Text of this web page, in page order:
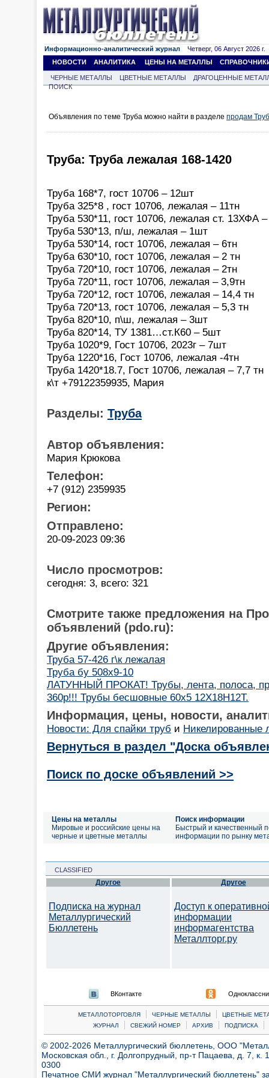
Информационно-аналитический журнал Четверг, 06 Август 2026 г.
НОВОСТИ
АНАЛИТИКА ЦЕНЫ НА МЕТАЛЛЫ
ЧЕРНЫЕ МЕТАЛЛЫ ЦВЕТНЫЕ МЕТАЛЛЫ
ДРАГОЦЕННЫЕ
ПОИСК
Объявления по теме Труба можно найти в разделе продам
Труба: Труба лежалая 168-1420
Труба 168*7, гост 10706 – 12шт
Труба 325*8 , гост 10706, лежалая – 11тн
Труба 530*11, гост 10706, лежалая ст. 13ХФА
Труба 530*13, п/ш, лежалая – 1шт
Труба 530*14, гост 10706, лежалая – 6тн
Труба 630*10, гост 10706, лежалая – 2 тн
Труба 720*10, гост 10706, лежалая – 2тн
Труба 720*11, гост 10706, лежалая – 3,9тн
Труба 720*12, гост 10706, лежалая – 14,4 тн
Труба 720*13, гост 10706, лежалая – 5,3 тн
Труба 820*10, п\ш, лежалая – 3шт
Труба 820*14, ТУ 1381…ст.К60 – 5шт
Труба 1020*9, Гост 10706, 2023г – 7шт
Труба 1220*16, Гост 10706, лежалая -4тн
Труба 1420*18.7, Гост 10706, лежалая – 7,7 тн
к\т +79122359935, Мария
Разделы: Труба
Автор объявления:
Мария Крюкова
Телефон:
+7 (912) 2359935
Регион:
Отправлено:
20-09-2023 09:36
Число просмотров:
сегодня: 3, всего: 321
Смотрите также предложения на
объявлений (pdo.ru):
Другие объявления:
Труба 57-426 г\к лежалая
Труба бу 508х9-10
ЛАТУННЫЙ ПРОКАТ! Трубы, лента, полоса,
360р!!! Трубы бесшовные 60х5 12Х18Н12Т.
Информация, цены, новости,
Новости: Для спайки труб и Никелированные
Вернуться в раздел "Доска
Поиск по доске объявлений >>
Цены на металлы
Мировые и российские цены на
черные и цветные металлы
Поиск информации
Быстрый и качественный
информации по рынку
CLASSIFIED
Другое
Подписка на журнал
Металлургический
Бюллетень
Другое
Доступ к
информации
информагентства
Металлторг.ру
ВКонтакте
МЕТАЛЛОТОРГОВЛЯ | ЧЕРНЫЕ МЕТАЛЛЫ |
ЦВЕТНЫЕ
ЖУРНАЛ
| СВЕЖИЙ НОМЕР | АРХИВ | ПОДПИСКА |
© 2002-2026 Металлургический бюллетень, ООО
Московская обл., г. Долгопрудный, пр-т Пацаева, д. 7,
0300
Печатное СМИ журнал "Металлургический бюллетень"